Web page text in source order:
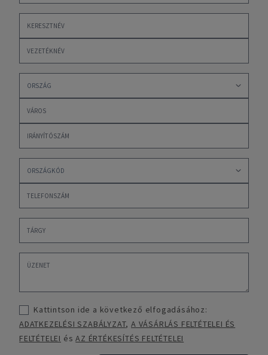
Kattintson ide a következő elfogadásához:
ADATKEZELÉSI SZABÁLYZAT,A VÁSÁRLÁS FELTÉTELEI ÉS
FELTÉTELEI ésAZ ÉRTÉKESÍTÉS FELTÉTELEI